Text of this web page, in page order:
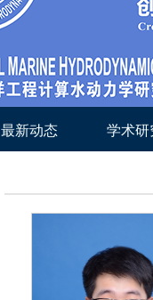
最新动态 学术研